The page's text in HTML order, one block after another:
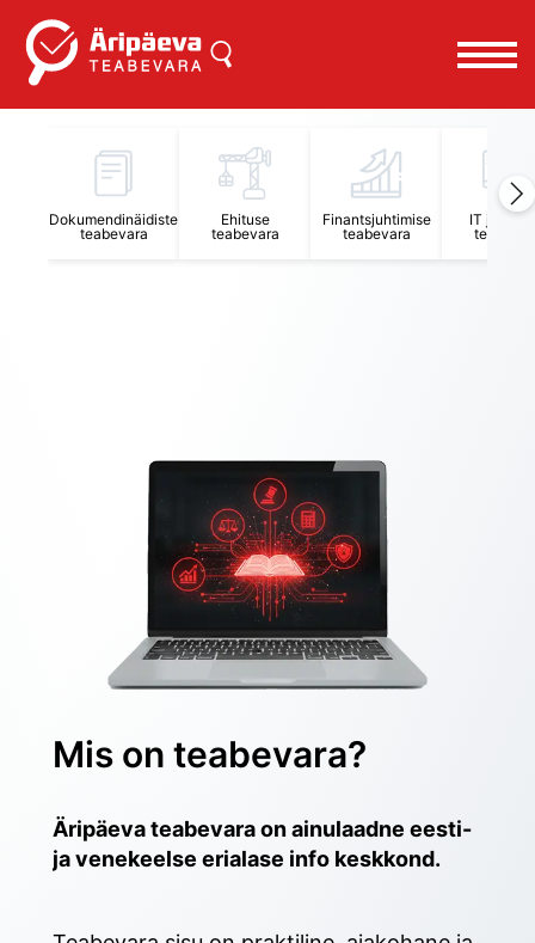
Dokumendinäidiste
teabevara
Ehituse
teabevara
Finantsjuhtimise
teabevara
IT
Mis on teabevara?
Äripäeva teabevara on ainulaadne eesti-
ja venekeelse erialase info keskkond.